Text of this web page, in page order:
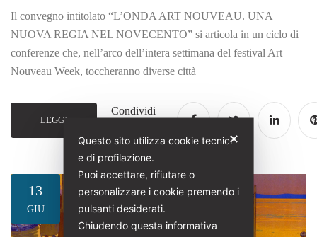
Il convegno intitolato “L’ONDA ART NOUVEAU. UNA
NUOVA REGIA NEL NOVECENTO” si articola in un ciclo di
conferenze che, nell’arco dell’intera settimana del festival Art
Nouveau Week, toccheranno diverse città
LEGGI
Condividi
13
GIU
✕
Questo sito utilizza cookie tecnici
e di profilazione.
Puoi accettare, rifiutare o
personalizzare i cookie premendo i
pulsanti desiderati.
Chiudendo questa informativa